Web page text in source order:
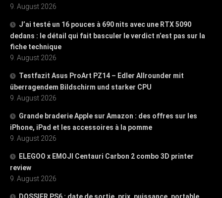
9. August 2026
J’ai testé un 16 pouces à 690 nits avec une RTX 5090
dedans : le détail qui fait basculer le verdict n’est pas sur la
fiche technique
9. August 2026
Testfazit Asus ProArt PZ14 – Edler Allrounder mit
überragendem Bildschirm und starker CPU
9. August 2026
Grande braderie Apple sur Amazon : des offres sur les
iPhone, iPad et les accessoires à la pomme
9. August 2026
ELEGOO x EMOJI Centauri Carbon 2 combo 3D printer
review
9. August 2026
DOSSIER PS6 : date de sortie, prix, puissance, portable…